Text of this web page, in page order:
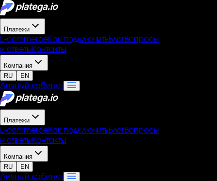
Платежи
Е-commerceКак подключитьБлогВопросы
и ответыКонтакты
Компания
RU
EN
Личный кабинет
Платежи
Е-commerceКак подключитьБлогВопросы
и ответыКонтакты
Компания
RU
EN
Личный кабинет